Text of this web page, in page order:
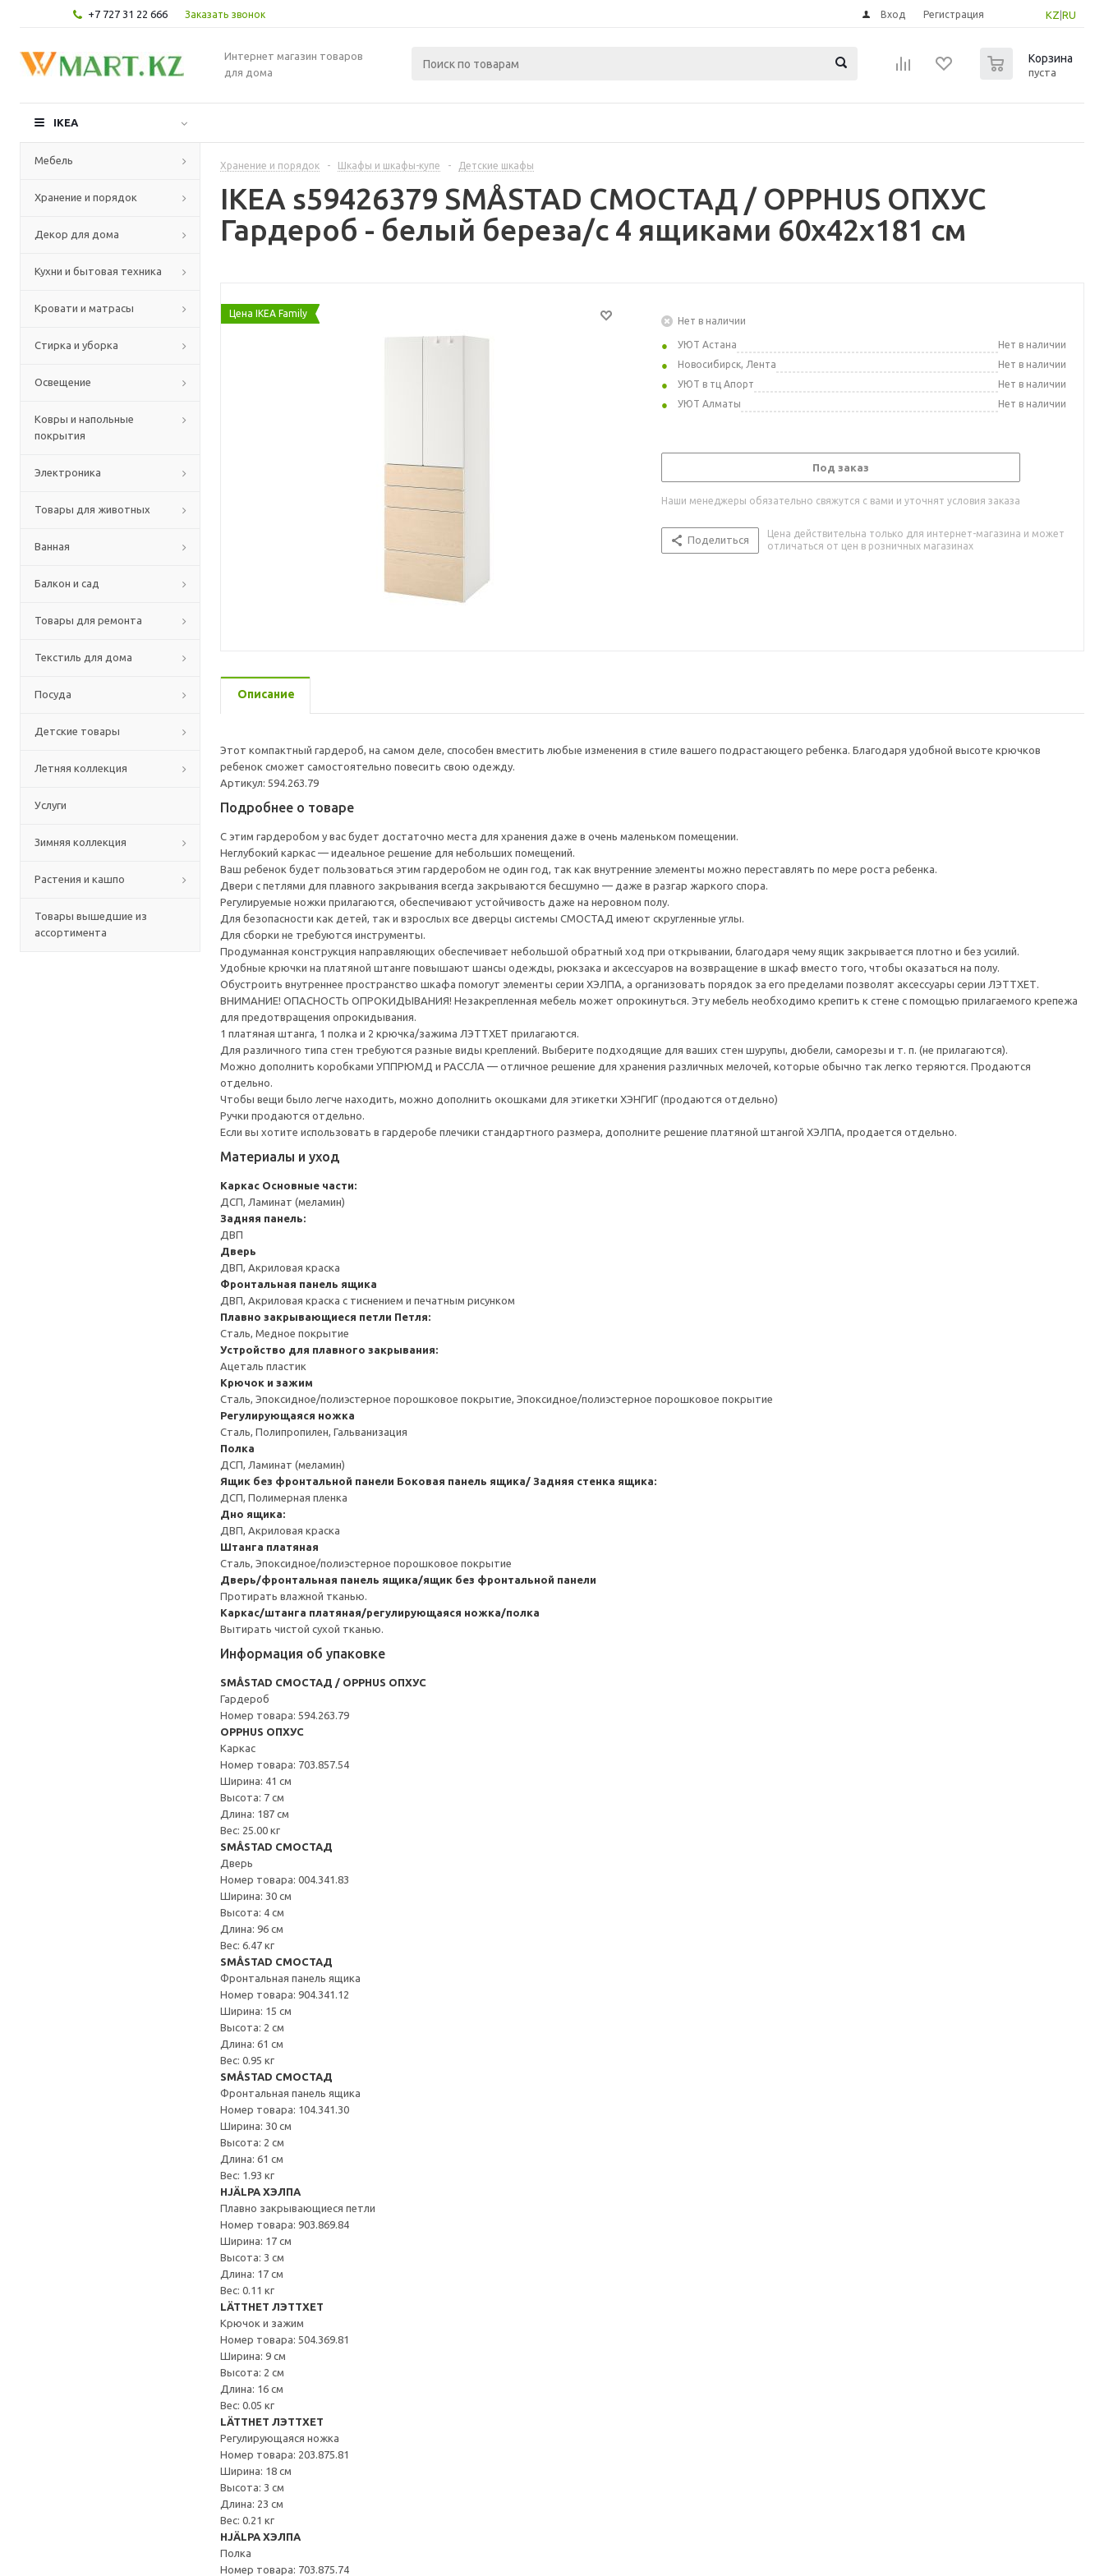
+7 727 31 22 666 Заказать звонок KZ RU
Вход Регистрация
Интернет магазин товаров
для дома
Корзина
пуста
IKEA
Мебель
Хранение и порядок
Декор для дома
Кухни и бытовая техника
Кровати и матрасы
Стирка и уборка
Освещение
Ковры и напольные
покрытия
Электроника
Товары для животных
Ванная
Балкон и сад
Товары для ремонта
Текстиль для дома
Посуда
Детские товары
Летняя коллекция
Услуги
Зимняя коллекция
Растения и кашпо
Товары вышедшие из
ассортимента
Хранение и порядок - Шкафы и шкафы-купе - Детские шкафы
IKEA s59426379 SMÅSTAD СМОСТАД / OPPHUS ОПХУС
Гардероб - белый береза/с 4 ящиками 60x42x181 см
Цена IKEA Family
Нет в наличии
УЮТ Астана
Нет в наличии
Новосибирск, Лента
Нет в наличии
УЮТ в тц Апорт
Нет в наличии
УЮТ Алматы
Нет в наличии
Под заказ
Наши менеджеры обязательно свяжутся с вами и уточнят условия заказа
Поделиться
Цена действительна только для интернет-магазина и может
отличаться от цен в розничных магазинах
Описание
Этот компактный гардероб, на самом деле, способен вместить любые изменения в стиле вашего подрастающего ребенка. Благодаря удобной высоте крючков
ребенок сможет самостоятельно повесить свою одежду.
Артикул: 594.263.79
Подробнее о товаре
С этим гардеробом у вас будет достаточно места для хранения даже в очень маленьком помещении.
Неглубокий каркас — идеальное решение для небольших помещений.
Ваш ребенок будет пользоваться этим гардеробом не один год, так как внутренние элементы можно переставлять по мере роста ребенка.
Двери с петлями для плавного закрывания всегда закрываются бесшумно — даже в разгар жаркого спора.
Регулируемые ножки прилагаются, обеспечивают устойчивость даже на неровном полу.
Для безопасности как детей, так и взрослых все дверцы системы СМОСТАД имеют скругленные углы.
Для сборки не требуются инструменты.
Продуманная конструкция направляющих обеспечивает небольшой обратный ход при открывании, благодаря чему ящик закрывается плотно и без усилий.
Удобные крючки на платяной штанге повышают шансы одежды, рюкзака и аксессуаров на возвращение в шкаф вместо того, чтобы оказаться на полу.
Обустроить внутреннее пространство шкафа помогут элементы серии ХЭЛПА, а организовать порядок за его пределами позволят аксессуары серии ЛЭТТХЕТ.
ВНИМАНИЕ! ОПАСНОСТЬ ОПРОКИДЫВАНИЯ! Незакрепленная мебель может опрокинуться. Эту мебель необходимо крепить к стене с помощью прилагаемого крепежа
для предотвращения опрокидывания.
1 платяная штанга, 1 полка и 2 крючка/зажима ЛЭТТХЕТ прилагаются.
Для различного типа стен требуются разные виды креплений. Выберите подходящие для ваших стен шурупы, дюбели, саморезы и т. п. (не прилагаются).
Можно дополнить коробками УППРЮМД и РАССЛА — отличное решение для хранения различных мелочей, которые обычно так легко теряются. Продаются
отдельно.
Чтобы вещи было легче находить, можно дополнить окошками для этикетки ХЭНГИГ (продаются отдельно)
Ручки продаются отдельно.
Если вы хотите использовать в гардеробе плечики стандартного размера, дополните решение платяной штангой ХЭЛПА, продается отдельно.
Материалы и уход
Каркас Основные части:
ДСП, Ламинат (меламин)
Задняя панель:
ДВП
Дверь
ДВП, Акриловая краска
Фронтальная панель ящика
ДВП, Акриловая краска с тиснением и печатным рисунком
Плавно закрывающиеся петли Петля:
Сталь, Медное покрытие
Устройство для плавного закрывания:
Ацеталь пластик
Крючок и зажим
Сталь, Эпоксидное/полиэстерное порошковое покрытие, Эпоксидное/полиэстерное порошковое покрытие
Регулирующаяся ножка
Сталь, Полипропилен, Гальванизация
Полка
ДСП, Ламинат (меламин)
Ящик без фронтальной панели Боковая панель ящика/ Задняя стенка ящика:
ДСП, Полимерная пленка
Дно ящика:
ДВП, Акриловая краска
Штанга платяная
Сталь, Эпоксидное/полиэстерное порошковое покрытие
Дверь/фронтальная панель ящика/ящик без фронтальной панели
Протирать влажной тканью.
Каркас/штанга платяная/регулирующаяся ножка/полка
Вытирать чистой сухой тканью.
Информация об упаковке
SMÅSTAD СМОСТАД / OPPHUS ОПХУС
Гардероб
Номер товара: 594.263.79
OPPHUS ОПХУС
Каркас
Номер товара: 703.857.54
Ширина: 41 см
Высота: 7 см
Длина: 187 см
Вес: 25.00 кг
SMÅSTAD СМОСТАД
Дверь
Номер товара: 004.341.83
Ширина: 30 см
Высота: 4 см
Длина: 96 см
Вес: 6.47 кг
SMÅSTAD СМОСТАД
Фронтальная панель ящика
Номер товара: 904.341.12
Ширина: 15 см
Высота: 2 см
Длина: 61 см
Вес: 0.95 кг
SMÅSTAD СМОСТАД
Фронтальная панель ящика
Номер товара: 104.341.30
Ширина: 30 см
Высота: 2 см
Длина: 61 см
Вес: 1.93 кг
HJÄLPA ХЭЛПА
Плавно закрывающиеся петли
Номер товара: 903.869.84
Ширина: 17 см
Высота: 3 см
Длина: 17 см
Вес: 0.11 кг
LÄTTHET ЛЭТТХЕТ
Крючок и зажим
Номер товара: 504.369.81
Ширина: 9 см
Высота: 2 см
Длина: 16 см
Вес: 0.05 кг
LÄTTHET ЛЭТТХЕТ
Регулирующаяся ножка
Номер товара: 203.875.81
Ширина: 18 см
Высота: 3 см
Длина: 23 см
Вес: 0.21 кг
HJÄLPA ХЭЛПА
Полка
Номер товара: 703.875.74